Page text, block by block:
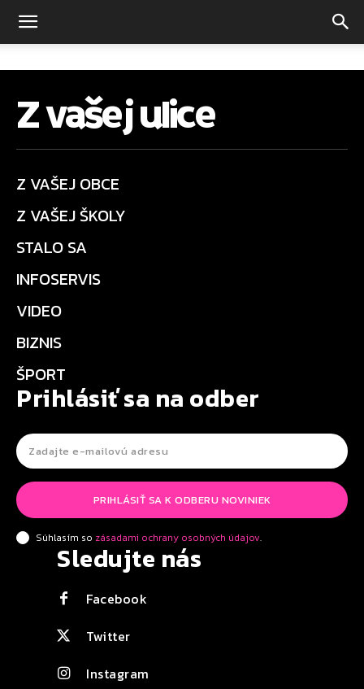
Z vašej ulice
Z VAŠEJ OBCE
Z VAŠEJ ŠKOLY
STALO SA
INFOSERVIS
VIDEO
BIZNIS
ŠPORT
Prihlásiť sa na odber
PRIHLÁSIŤ SA K ODBERU NOVINIEK
Súhlasím so zásadami ochrany osobných údajov.
Sledujte nás
Facebook
Twitter
Instagram